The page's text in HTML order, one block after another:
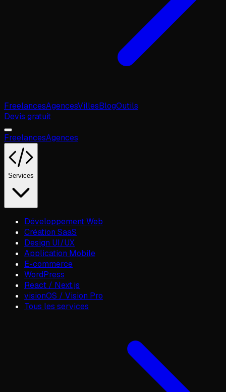
FreelancesAgencesVillesBlogOutils
Devis gratuit
FreelancesAgences
Services
Développement Web
Création SaaS
Design UI/UX
Application Mobile
E-commerce
WordPress
React / Next.js
visionOS / Vision Pro
Tous les services